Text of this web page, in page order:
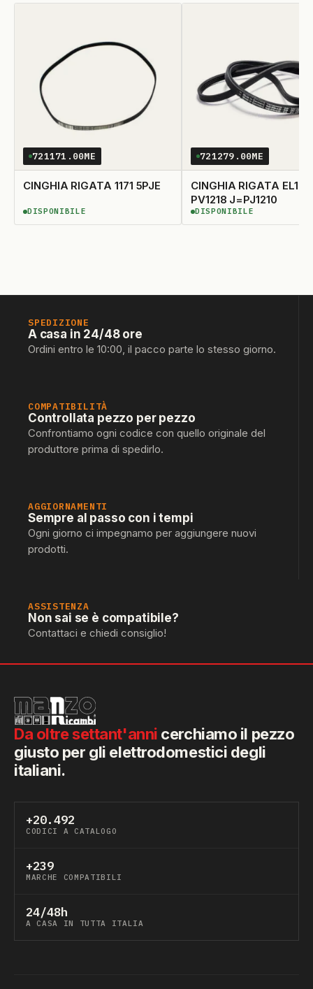
721171.00ME
CINGHIA RIGATA 1171 5PJE
DISPONIBILE
DISPONIBILE
721279.00ME
CINGHIA RIGATA
PV1218 J=PJ1210
DISPONIBILE
DISPONIBILE
SPEDIZIONE
A casa in 24/48 ore
Ordini entro le 10:00, il pacco parte lo stesso giorno.
COMPATIBILITÀ
Controllata pezzo per pezzo
Confrontiamo ogni codice con quello originale del
produttore prima di spedirlo.
AGGIORNAMENTI
Sempre al passo con i tempi
Ogni giorno ci impegnamo per aggiungere nuovi
prodotti.
ASSISTENZA
Non sai se è compatibile?
Contattaci e chiedi consiglio!
Da oltre settant'anni cerchiamo il pezzo
giusto per gli elettrodomestici degli
italiani.
+20.492
CODICI A CATALOGO
+239
MARCHE COMPATIBILI
24/48h
A CASA IN TUTTA ITALIA